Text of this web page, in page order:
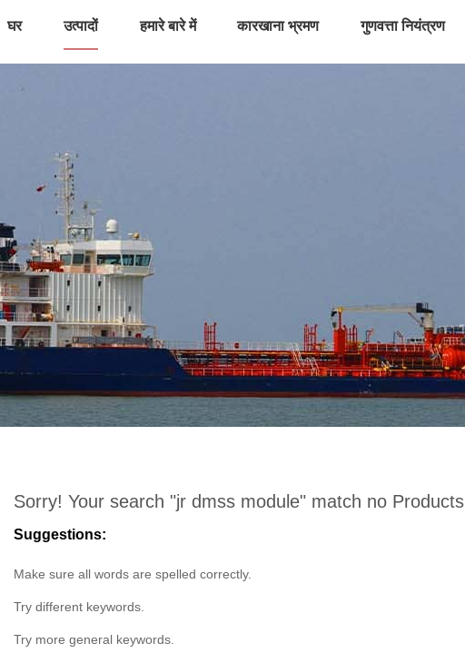
घर उत्पादों हमारे बारे में कारखाना भ्रमण गुणवत्ता नियंत्रण
Sorry! Your search "jr dmss module" match no Products
Suggestions:
Make sure all words are spelled correctly.
Try different keywords.
Try more general keywords.